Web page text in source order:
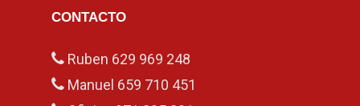
CONTACTO
Ruben 629 969 248
Manuel 659 710 451